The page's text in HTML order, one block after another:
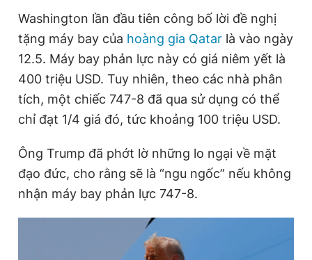
Washington lần đầu tiên công bố lời đề nghị
tặng máy bay của hoàng gia Qatar là vào ngày
12.5. Máy bay phản lực này có giá niêm yết là
400 triệu USD. Tuy nhiên, theo các nhà phân
tích, một chiếc 747-8 đã qua sử dụng có thể
chỉ đạt 1/4 giá đó, tức khoảng 100 triệu USD.
Ông Trump đã phớt lờ những lo ngại về mặt
đạo đức, cho rằng sẽ là “ngu ngốc” nếu không
nhận máy bay phản lực 747-8.